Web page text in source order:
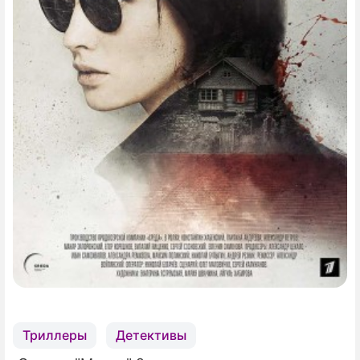
ПРЕСС-РЕЛИЗЫ
О ПРОЕКТЕ
Триллеры Детективы